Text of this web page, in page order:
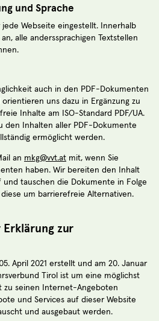
und Sprache
Webseite eingestellt. Innerhalb
alle anderssprachigen Textstellen
auch in den PDF-Dokumenten
uns dazu in Ergänzung zu
Inhalte am ISO-Standard PDF/UA.
den Inhalten aller PDF-Dokumente
ermöglicht werden.
an mkg@vvt.at mit, wenn Sie
haben. Wir bereiten den Inhalt
tauschen die Dokumente in Folge
um barrierefreie Alternativen.
zur
April 2021 erstellt und am 20. Januar
Tirol ist um eine möglichst
zu seinen Internet-Angeboten
und Services auf dieser Website
und ausgebaut werden.